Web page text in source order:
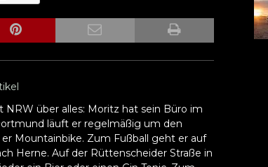
über alles: Moritz hat sein Büro im
läuft er regelmäßig um den
Mountainbike. Zum Fußball geht er auf
Herne. Auf der Rüttenscheider Straße in